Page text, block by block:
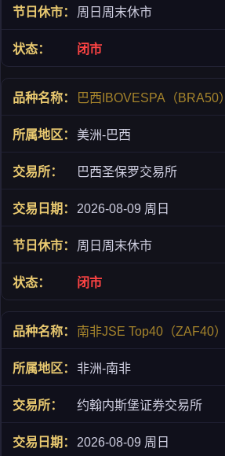
周日周末休市
闭市
巴西IBOVESPA（BRA50）
美洲-巴西
巴西圣保罗交易所
2026-08-09 周日
周日周末休市
闭市
南非JSE Top40（ZAF40）
非洲-南非
约翰内斯堡证券交易所
2026-08-09 周日